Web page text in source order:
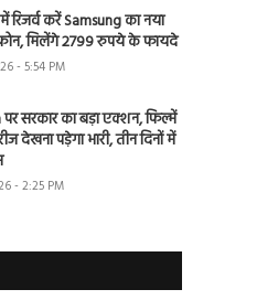
करें Samsung का नया
मिलेंगे 2799 रुपये के फायदे
- 5:54 PM
सरकार का बड़ा एक्शन, फिल्में
देखना पड़ेगा भारी, तीन दिनों में
- 2:25 PM